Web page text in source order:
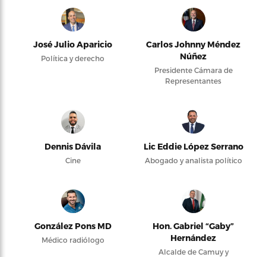
José Julio Aparicio
Política y derecho
Carlos Johnny Méndez
Núñez
Presidente Cámara de
Representantes
Dennis Dávila
Cine
Lic Eddie López Serrano
Abogado y analista político
González Pons MD
Médico radiólogo
Hon. Gabriel “Gaby”
Hernández
Alcalde de Camuy y